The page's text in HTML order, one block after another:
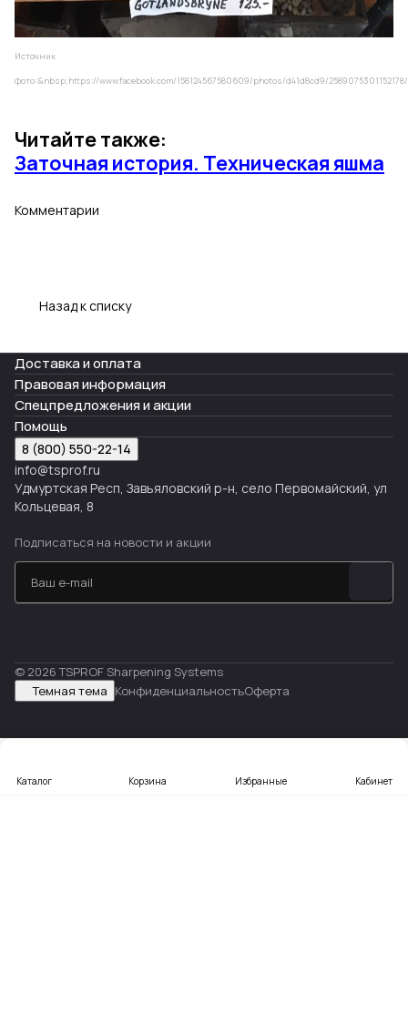
Источник
фото:&nbsp;https://www.facebook.com/158124567580609/photos/d41d8cd9/2589075301152178/
Читайте также:
Заточная история. Техническая яшма
Комментарии
Назад к списку
Каталог Корзина Избранные Кабинет
Доставка и оплата
Правовая информация
Спецпредложения и акции
Помощь
8 (800) 550-22-14
info@tsprof.ru
Удмуртская Респ, Завьяловский р-н, село Первомайский, ул
Кольцевая, 8
Подписаться на новости и акции
© 2026 TSPROF Sharpening Systems
Темная тема КонфиденциальностьОферта